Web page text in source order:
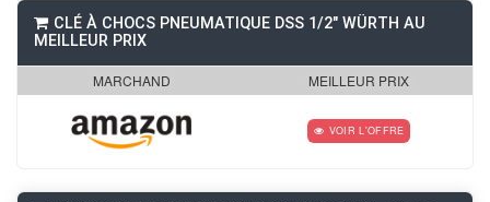
CLÉ À CHOCS PNEUMATIQUE DSS 1/2" WÜRTH AU
MEILLEUR PRIX
MARCHAND MEILLEUR PRIX
VOIR L'OFFRE